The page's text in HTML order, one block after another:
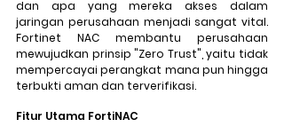
dan apa yang mereka akses dalam
jaringan perusahaan menjadi sangat vital.
Fortinet NAC membantu perusahaan
mewujudkan prinsip "Zero Trust", yaitu tidak
mempercayai perangkat mana pun hingga
terbukti aman dan terverifikasi.
Fitur Utama FortiNAC